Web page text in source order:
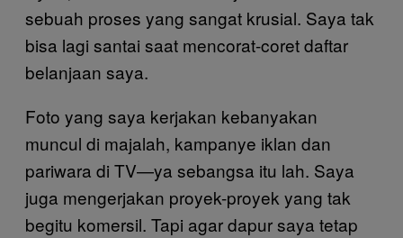
sebuah proses yang sangat krusial. Saya tak
bisa lagi santai saat mencorat-coret daftar
belanjaan saya.
Foto yang saya kerjakan kebanyakan
muncul di majalah, kampanye iklan dan
pariwara di TV—ya sebangsa itu lah. Saya
juga mengerjakan proyek-proyek yang tak
begitu komersil. Tapi agar dapur saya tetap